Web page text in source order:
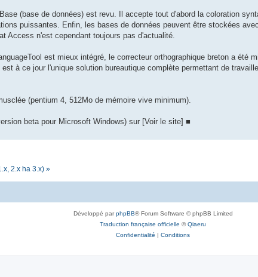
(base de données) est revu. Il accepte tout d'abord la coloration
puissantes. Enfin, les bases de données peuvent être stockées
Access n'est cependant toujours pas d'actualité.
est mieux intégré, le correcteur orthographique breton a été
à ce jour l'unique solution bureautique complète permettant de
(pentium 4, 512Mo de mémoire vive minimum).
beta pour Microsoft Windows) sur [Voir le site] ■
2.x ha 3.x) »
Développé parphpBB® Forum Software © phpBB Limited
Traduction française officielle ©Qiaeru
Confidentialité | Conditions